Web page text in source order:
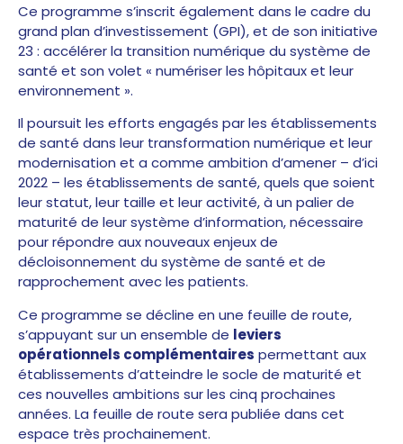
Ce programme s’inscrit également dans le cadre du
grand plan d’investissement (GPI), et de son initiative
23 : accélérer la transition numérique du système de
santé et son volet « numériser les hôpitaux et leur
environnement ».
Il poursuit les efforts engagés par les établissements
de santé dans leur transformation numérique et leur
modernisation et a comme ambition d’amener – d’ici
2022 – les établissements de santé, quels que soient
leur statut, leur taille et leur activité, à un palier de
maturité de leur système d’information, nécessaire
pour répondre aux nouveaux enjeux de
décloisonnement du système de santé et de
rapprochement avec les patients.
Ce programme se décline en une feuille de route,
s’appuyant sur un ensemble de leviers
opérationnels complémentaires permettant aux
établissements d’atteindre le socle de maturité et
ces nouvelles ambitions sur les cinq prochaines
années. La feuille de route sera publiée dans cet
espace très prochainement.